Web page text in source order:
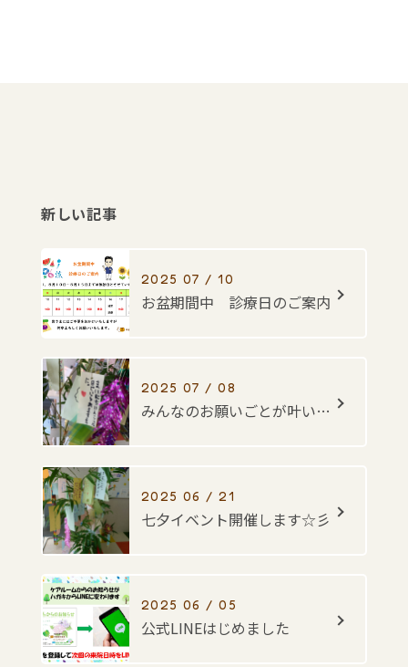
新しい記事
2025 07 / 10
お盆期間中 診療日のご案内
2025 07 / 08
みんなのお願いごとが叶いますように・・・☆彡
2025 06 / 21
七夕イベント開催します☆彡
2025 06 / 05
公式LINEはじめました